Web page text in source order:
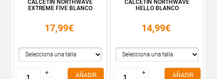
CALCETÍN NORTHWAVE
EXTREME FIVE BLANCO
17,99€
+
+
AÑADIR
CALCETÍN NORTHWAVE
HELLO BLANCO
14,99€
+
+
AÑADIR